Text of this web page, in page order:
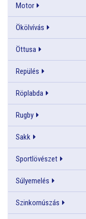
Motor
Ökölvívás
Öttusa
Repülés
Röplabda
Rugby
Sakk
Sportlövészet
Súlyemelés
Szinkornúszás